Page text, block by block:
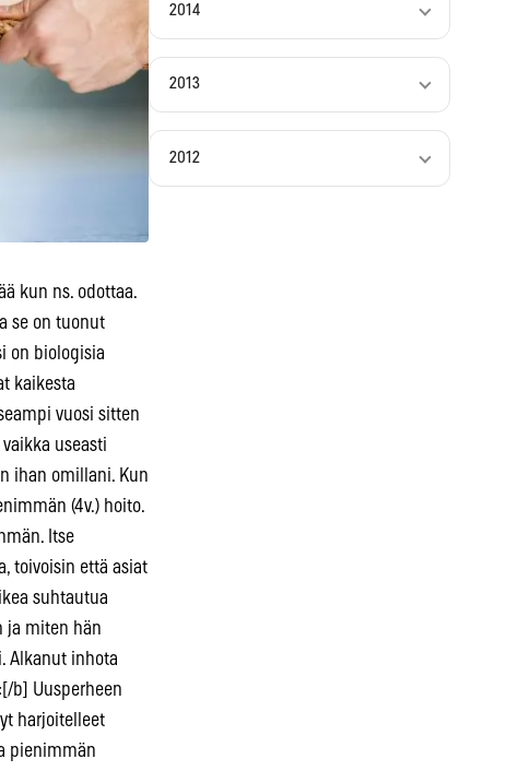
kun ns. odottaa.
se on tuonut
on biologisia
kaikesta
vuosi sitten
useasti
ihan omillani. Kun
(4v.) hoito.
Itse
toivoisin että asiat
suhtautua
ja miten hän
Alkanut inhota
b] Uusperheen
harjoitelleet
pienimmän
2014
2013
2012